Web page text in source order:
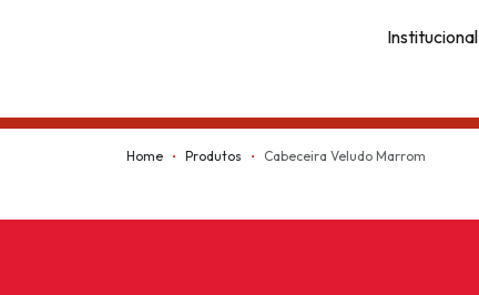
Institucional
Home Produtos Cabeceira Veludo Marrom